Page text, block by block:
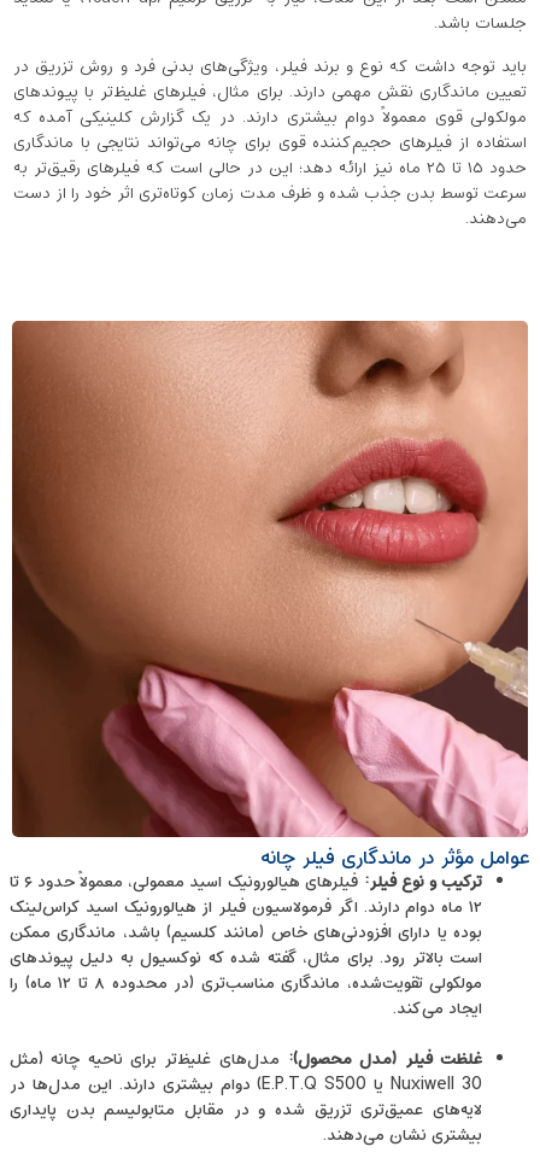
جلسات باشد.
باید توجه داشت که نوع و برند فیلر، ویژگی‌های بدنی فرد و روش تزریق در
تعیین ماندگاری نقش مهمی دارند. برای مثال، فیلرهای غلیظ‌تر با پیوندهای
مولکولی قوی معمولاً دوام بیشتری دارند. در یک گزارش کلینیکی آمده که
استفاده از فیلرهای حجیم‌کننده قوی برای چانه می‌تواند نتایجی با ماندگاری
حدود ۱۵ تا ۲۵ ماه نیز ارائه دهد؛ این در حالی است که فیلرهای رقیق‌تر به
سرعت توسط بدن جذب شده و ظرف مدت زمان کوتاه‌تری اثر خود را از دست
می‌دهند.
عوامل مؤثر در ماندگاری فیلر چانه
ترکیب و نوع فیلر:
فیلرهای هیالورونیک اسید معمولی، معمولاً حدود ۶ تا
۱۲ ماه دوام دارند. اگر فرمولاسیون فیلر از هیالورونیک اسید کراس‌لینک
بوده یا دارای افزودنی‌های خاص (مانند کلسیم) باشد، ماندگاری ممکن
است بالاتر رود. برای مثال، گفته شده که نوکسیول به ‌دلیل پیوندهای
مولکولی تقویت‌شده، ماندگاری مناسب‌تری (در محدوده ۸ تا ۱۲ ماه) را
ایجاد می‌کند.
غلظت فیلر (مدل محصول): مدل‌های غلیظ‌تر برای ناحیه چانه (مثل
Nuxiwell 30 یا E.P.T.Q S500) دوام بیشتری دارند. این مدل‌ها در
لایه‌های عمیق‌تری تزریق شده و در مقابل متابولیسم بدن پایداری
بیشتری نشان می‌دهند.